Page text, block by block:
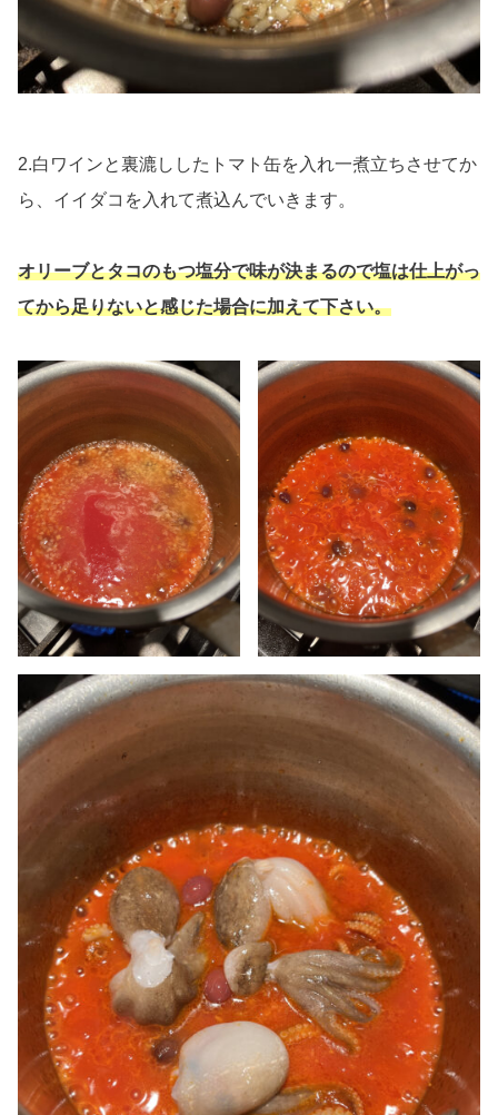
2.白ワインと裏漉ししたトマト缶を入れ一煮立ちさせてか
ら、イイダコを入れて煮込んでいきます。
オリーブとタコのもつ塩分で味が決まるので塩は仕上がっ
てから足りないと感じた場合に加えて下さい。